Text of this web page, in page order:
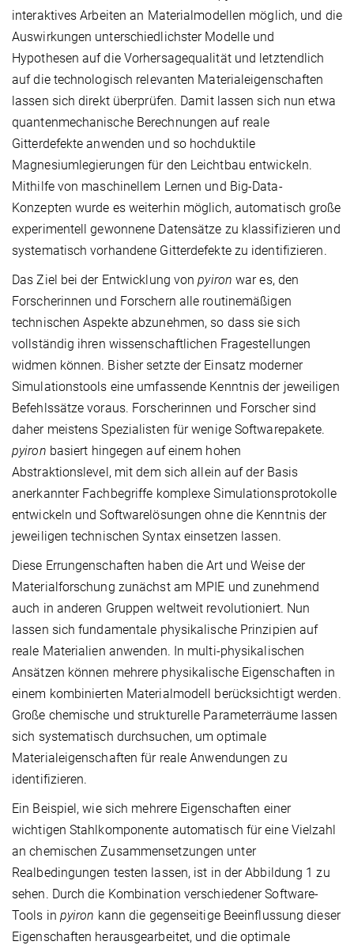
interaktives Arbeiten an Materialmodellen möglich, und die
Auswirkungen unterschiedlichster Modelle und
Hypothesen auf die Vorhersagequalität und letztendlich
auf die technologisch relevanten Materialeigenschaften
lassen sich direkt überprüfen. Damit lassen sich nun etwa
quantenmechanische Berechnungen auf reale
Gitterdefekte anwenden und so hochduktile
Magnesiumlegierungen für den Leichtbau entwickeln.
Mithilfe von maschinellem Lernen und Big-Data-
Konzepten wurde es weiterhin möglich, automatisch große
experimentell gewonnene Datensätze zu klassifizieren und
systematisch vorhandene Gitterdefekte zu identifizieren.
Das Ziel bei der Entwicklung vonpyiron war es, den
Forscherinnen und Forschern alle routinemäßigen
technischen Aspekte abzunehmen, so dass sie sich
vollständig ihren wissenschaftlichen Fragestellungen
widmen können. Bisher setzte der Einsatz moderner
Simulationstools eine umfassende Kenntnis der jeweiligen
Befehlssätze voraus. Forscherinnen und Forscher sind
daher meistens Spezialisten für wenige Softwarepakete.
pyiron basiert hingegen auf einem hohen
Abstraktionslevel, mit dem sich allein auf der Basis
anerkannter Fachbegriffe komplexe Simulationsprotokolle
entwickeln und Softwarelösungen ohne die Kenntnis der
jeweiligen technischen Syntax einsetzen lassen.
Diese Errungenschaften haben die Art und Weise der
Materialforschung zunächst am MPIE und zunehmend
auch in anderen Gruppen weltweit revolutioniert. Nun
lassen sich fundamentale physikalische Prinzipien auf
reale Materialien anwenden. In multi-physikalischen
Ansätzen können mehrere physikalische Eigenschaften in
einem kombinierten Materialmodell berücksichtigt werden.
Große chemische und strukturelle Parameterräume lassen
sich systematisch durchsuchen, um optimale
Materialeigenschaften für reale Anwendungen zu
identifizieren.
Ein Beispiel, wie sich mehrere Eigenschaften einer
wichtigen Stahlkomponente automatisch für eine Vielzahl
an chemischen Zusammensetzungen unter
Realbedingungen testen lassen, ist in der Abbildung 1 zu
sehen. Durch die Kombination verschiedener Software-
Tools in pyiron kann die gegenseitige Beeinflussung dieser
Eigenschaften herausgearbeitet, und die optimale